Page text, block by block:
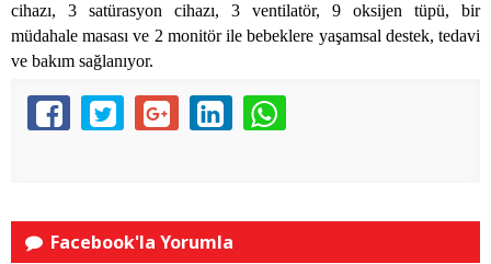
cihazı, 3 satürasyon cihazı, 3 ventilatör, 9 oksijen tüpü, bir
müdahale masası ve 2 monitör ile bebeklere yaşamsal destek, tedavi
ve bakım sağlanıyor.
Facebook'la Yorumla